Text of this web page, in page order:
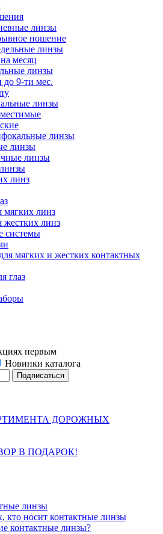
линзы
ношение
линзы
месяц
линзы
до 9-ти мес.
линзы
линзы
линзы
линзы
линз
мягких линз
жестких линз
системы
мягких и жестких контактных
глаз
первым
Новинки каталога
ДОРОЖНЫХ
В ПОДАРОК!
линзы
кто носит контактные линзы
контактные линзы?